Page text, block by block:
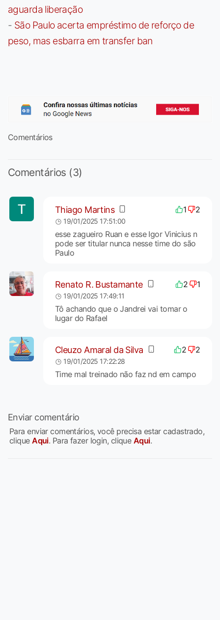
aguarda liberação
- São Paulo acerta empréstimo de reforço de
peso, mas esbarra em transfer ban
Comentários
Comentários (3)
Thiago Martins 1 2
19/01/2025 17:51:00
esse zagueiro Ruan e esse Igor Vinicius n
pode ser titular nunca nesse time do são
Paulo
Renato R. Bustamante 2 1
19/01/2025 17:49:11
Tô achando que o Jandrei vai tomar o
lugar do Rafael
Cleuzo Amaral da Silva 2 2
19/01/2025 17:22:28
Time mal treinado não faz nd em campo
Enviar comentário
Para enviar comentários, você precisa estar cadastrado,
cliqueAqui. Para fazer login, clique Aqui.